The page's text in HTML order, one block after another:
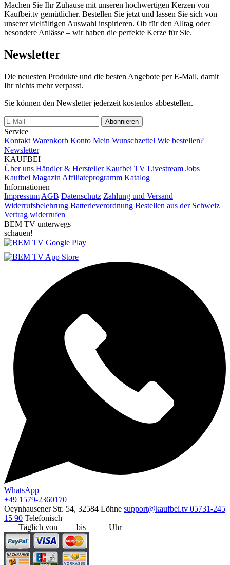
Machen Sie Ihr Zuhause mit unseren hochwertigen Kerzen von
Kaufbei.tv gemütlicher. Bestellen Sie jetzt und lassen Sie sich von
unserer vielfältigen Auswahl inspirieren. Ob für den Alltag oder
besondere Anlässe – wir haben die perfekte Kerze für Sie.
Newsletter
Die neuesten Produkte und die besten Angebote per E-Mail, damit
Ihr nichts mehr verpasst.
Sie können den Newsletter jederzeit kostenlos abbestellen.
Abonnieren
Service
Kontakt Warenkorb Konto Mein Wunschzettel Wie bestellen?
Newsletter
KAUFBEI
Über uns Händler & Hersteller Kaufbei TV Livestream Jobs
Kaufbei Magazin Affiliateprogramm Katalog
Informationen
Impressum AGB Datenschutz Zahlung und Versand
Widerrufsbelehrung Batterieverordnung Bestellen aus der Schweiz
Vertrag widerrufen
BEM TV unterwegs
schauen!
WhatsApp
+49 1579-2360170
Oeynhausener Str. 54, 32584 Löhne support@kaufbei.tv 05731-245
15 90 Telefonisch
Täglich von
bis Uhr